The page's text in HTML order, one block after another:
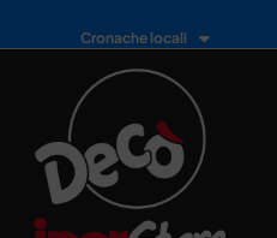
Cronache locali